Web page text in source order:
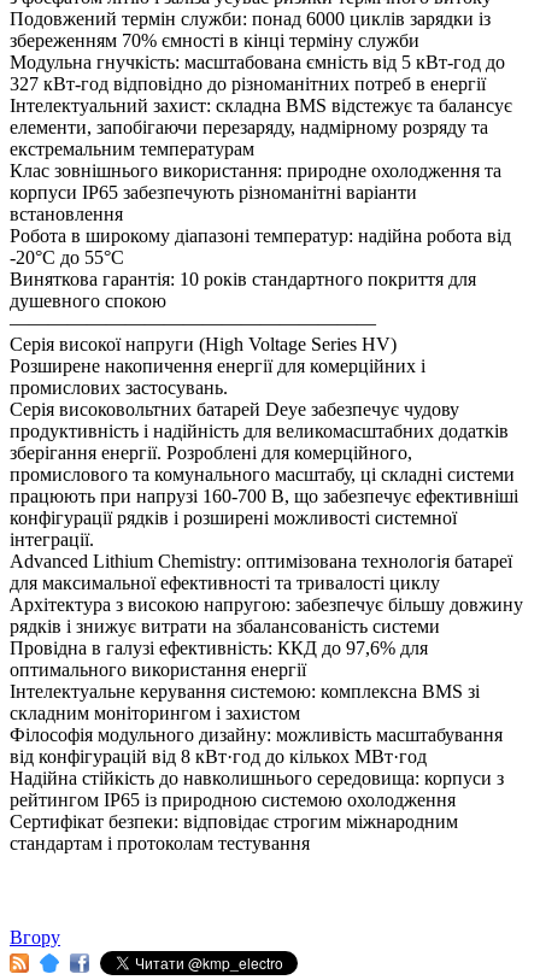
Подовжений термін служби: понад 6000 циклів зарядки із
збереженням 70% ємності в кінці терміну служби
Модульна гнучкість: масштабована ємність від 5 кВт-год до
327 кВт-год відповідно до різноманітних потреб в енергії
Інтелектуальний захист: складна BMS відстежує та балансує
елементи, запобігаючи перезаряду, надмірному розряду та
екстремальним температурам
Клас зовнішнього використання: природне охолодження та
корпуси IP65 забезпечують різноманітні варіанти
встановлення
Робота в широкому діапазоні температур: надійна робота від
-20°C до 55°C
Виняткова гарантія: 10 років стандартного покриття для
душевного спокою
———————————————————
Серія високої напруги (High Voltage Series HV)
Розширене накопичення енергії для комерційних і
промислових застосувань.
Серія високовольтних батарей Deye забезпечує чудову
продуктивність і надійність для великомасштабних додатків
зберігання енергії. Розроблені для комерційного,
промислового та комунального масштабу, ці складні системи
працюють при напрузі 160-700 В, що забезпечує ефективніші
конфігурації рядків і розширені можливості системної
інтеграції.
Advanced Lithium Chemistry: оптимізована технологія батареї
для максимальної ефективності та тривалості циклу
Архітектура з високою напругою: забезпечує більшу довжину
рядків і знижує витрати на збалансованість системи
Провідна в галузі ефективність: ККД до 97,6% для
оптимального використання енергії
Інтелектуальне керування системою: комплексна BMS зі
складним моніторингом і захистом
Філософія модульного дизайну: можливість масштабування
від конфігурацій від 8 кВт·год до кількох МВт·год
Надійна стійкість до навколишнього середовища: корпуси з
рейтингом IP65 із природною системою охолодження
Сертифікат безпеки: відповідає строгим міжнародним
стандартам і протоколам тестування
Вгору